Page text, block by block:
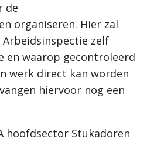
de
organiseren. Hier zal
Arbeidsinspectie zelf
en waarop gecontroleerd
werk direct kan worden
hiervoor nog een
hoofdsector Stukadoren